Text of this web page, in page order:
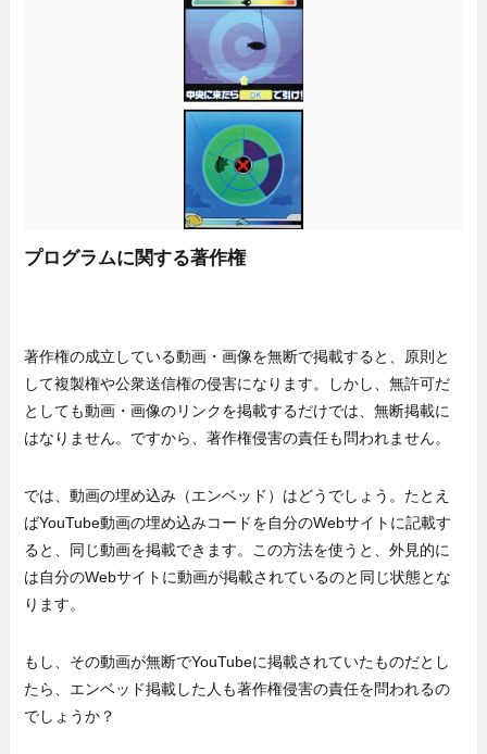
プログラムに関する著作権
著作権の成立している動画・画像を無断で掲載すると、原則と
して複製権や公衆送信権の侵害になります。しかし、無許可だ
としても動画・画像のリンクを掲載するだけでは、無断掲載に
はなりません。ですから、著作権侵害の責任も問われません。
では、動画の埋め込み（エンベッド）はどうでしょう。たとえ
ばYouTube動画の埋め込みコードを自分のWebサイトに記載す
ると、同じ動画を掲載できます。この方法を使うと、外見的に
は自分のWebサイトに動画が掲載されているのと同じ状態とな
ります。
もし、その動画が無断でYouTubeに掲載されていたものだとし
たら、エンベッド掲載した人も著作権侵害の責任を問われるの
でしょうか？